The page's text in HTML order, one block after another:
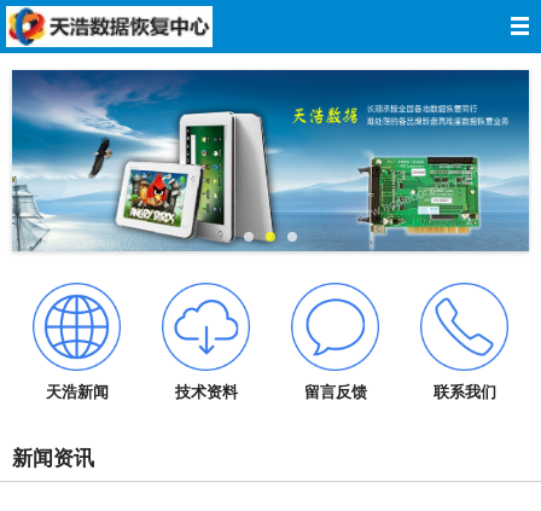
天浩新闻 技术资料 留言反馈 联系我们
新闻资讯
网站导航
关于我们
数据恢复
服务承诺
技术资料
成功案例